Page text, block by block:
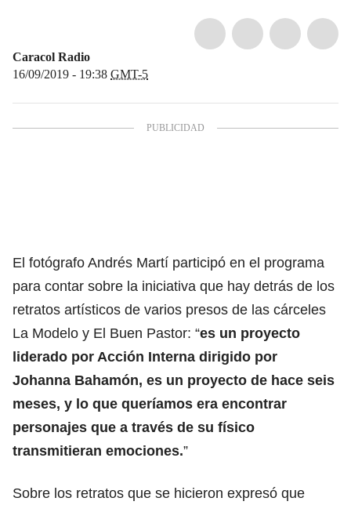
Caracol Radio
16/09/2019 - 19:38 GMT-5
El fotógrafo Andrés Martí participó en el programa
para contar sobre la iniciativa que hay detrás de los
retratos artísticos de varios presos de las cárceles
La Modelo y El Buen Pastor: “es un proyecto
liderado por Acción Interna dirigido por
Johanna Bahamón, es un proyecto de hace seis
meses, y lo que queríamos era encontrar
personajes que a través de su físico
transmitieran emociones.”
Sobre los retratos que se hicieron expresó que